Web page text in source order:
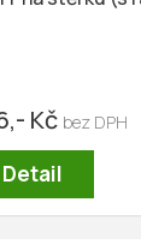
Kč
Detail